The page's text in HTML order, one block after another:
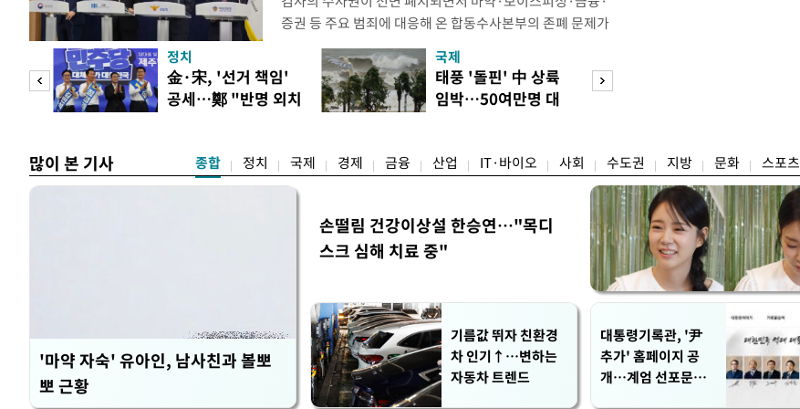
증권 등 주요 범죄에 대응해 온 합동수사본부의 존폐 문제가
새로운 쟁점으로 떠올랐다. 합수본에 파견된 검사의 수사 참
여 근거가 사라지면서 현행 방식을 유지하기 어렵다는 지적
이다. 9일 법조계에 따르면 형사소송법 개정안 개정으로 검
사의 수사권이 박탈되면서, 현재 운영 중인 검경 합수본 9곳
피
정치
金·宋, '선거 책임'
공세…鄭 "반명 외치
국제
태풍 '돌핀' 中 상륙
임박…50여만명 대
많이 본 기사 종합 정치 국제 경제 금융 산업 IT·바이오 사회 수도권 지방 문화 스포츠
'마약 자숙' 유아인, 남사친과 볼뽀
뽀 근황
손떨림 건강이상설 한승연…"목디
스크 심해 치료 중"
기름값 뛰자 친환경
차 인기↑…변하는
자동차 트렌드
대통령기록관, '尹
추가' 홈페이지 공
개…계엄 선포문은